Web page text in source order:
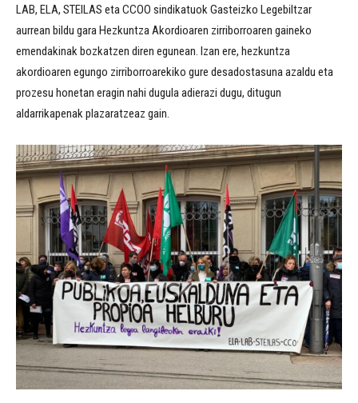
LAB, ELA, STEILAS eta CCOO sindikatuok Gasteizko Legebiltzar
aurrean bildu gara Hezkuntza Akordioaren zirriborroaren gaineko
emendakinak bozkatzen diren egunean. Izan ere, hezkuntza
akordioaren egungo zirriborroarekiko gure desadostasuna azaldu eta
prozesu honetan eragin nahi dugula adierazi dugu, ditugun
aldarrikapenak plazaratzeaz gain.